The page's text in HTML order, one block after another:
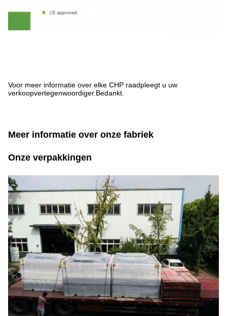
Voor meer informatie over elke CHP raadpleegt u uw
verkoopvertegenwoordiger.Bedankt.
Meer informatie over onze fabriek
Onze verpakkingen